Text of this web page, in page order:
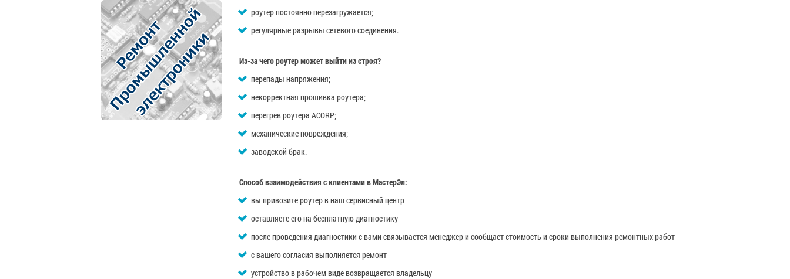
роутер постоянно перезагружается;
регулярные разрывы сетевого соединения.
Из-за чего роутер может выйти из строя?
перепады напряжения;
некорректная прошивка роутера;
перегрев роутера ACORP;
механические повреждения;
заводской брак.
Способ взаимодействия с клиентами в МастерЭл:
вы привозите роутер в наш сервисный центр
оставляете его на бесплатную диагностику
после проведения диагностики с вами связывается менеджер и сообщает стоимость и сроки выполнения ремонтных работ
с вашего согласия выполняется ремонт
устройство в рабочем виде возвращается владельцу